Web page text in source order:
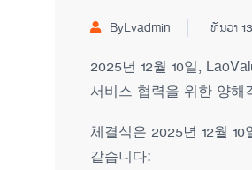
ByLvadmin ທັນວາ
2025년 12월 10일,
서비스 협력을 위한 양해
체결식은 2025년 12월
같습니다: